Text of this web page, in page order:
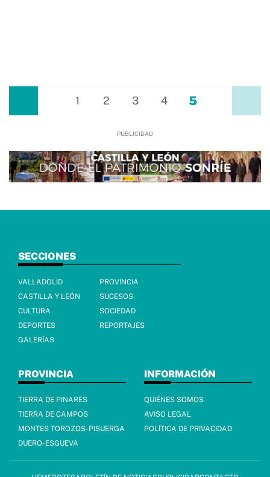
1 2 3 4 5
SECCIONES
VALLADOLID
PROVINCIA
CASTILLA Y LEÓN
SUCESOS
CULTURA
SOCIEDAD
DEPORTES
REPORTAJES
GALERÍAS
PROVINCIA
TIERRA DE PINARES
TIERRA DE CAMPOS
MONTES TOROZOS-PISUERGA
DUERO-ESGUEVA
INFORMACIÓN
QUIÉNES SOMOS
AVISO LEGAL
POLÍTICA DE PRIVACIDAD